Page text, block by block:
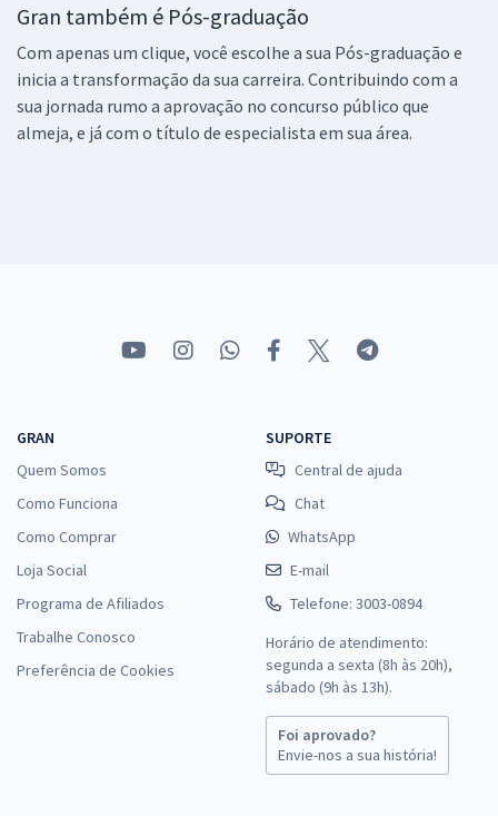
Gran também é Pós-graduação
Com apenas um clique, você escolhe a sua Pós-graduação e
inicia a transformação da sua carreira. Contribuindo com a
sua jornada rumo a aprovação no concurso público que
almeja, e já com o título de especialista em sua área.
GRAN
Quem Somos
Como Funciona
Como Comprar
Loja Social
Programa de Afiliados
Trabalhe Conosco
Preferência de Cookies
SUPORTE
Central de ajuda
Chat
WhatsApp
E-mail
Telefone: 3003-0894
Horário de atendimento:
segunda a sexta (8h às 20h),
sábado (9h às 13h).
Foi aprovado?
Envie-nos a sua história!